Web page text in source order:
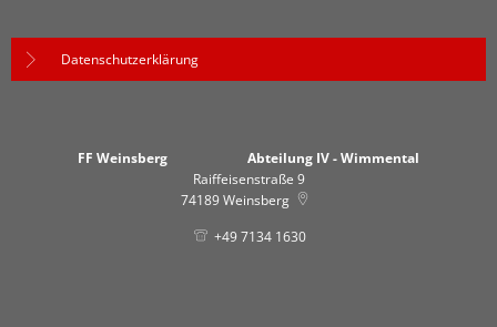
Datenschutzerklärung
FF Weinsberg Abteilung IV - Wimmental
Raiffeisenstraße 9
74189Weinsberg
+49 7134 1630